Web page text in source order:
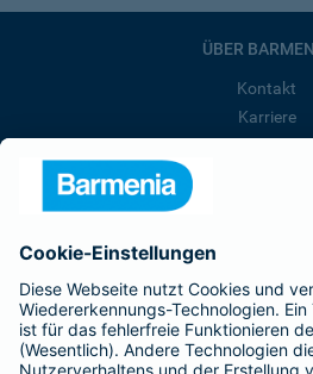
ÜBER
Kontakt
Karriere
Barmenia ist Teil der
BELIEBTE
Kranken-